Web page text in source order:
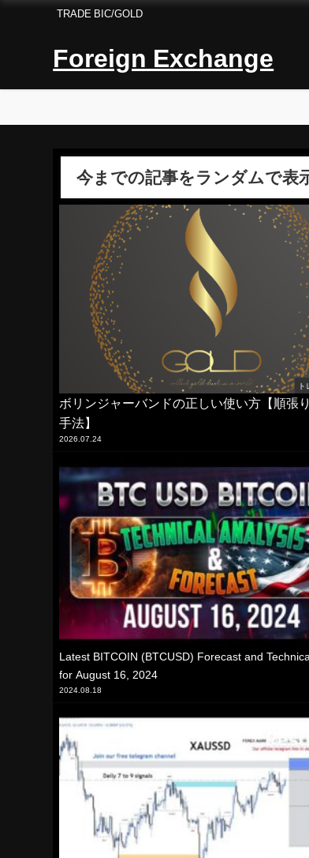
TRADE BIC/GOLD
Foreign Exchange
今までの記事をランダムで表
ト
ボリンジャーバンドの正しい使い方【順張
手法】
2026.07.24
Latest BITCOIN (BTCUSD) Forecast and
for August 16, 2024
2024.08.18